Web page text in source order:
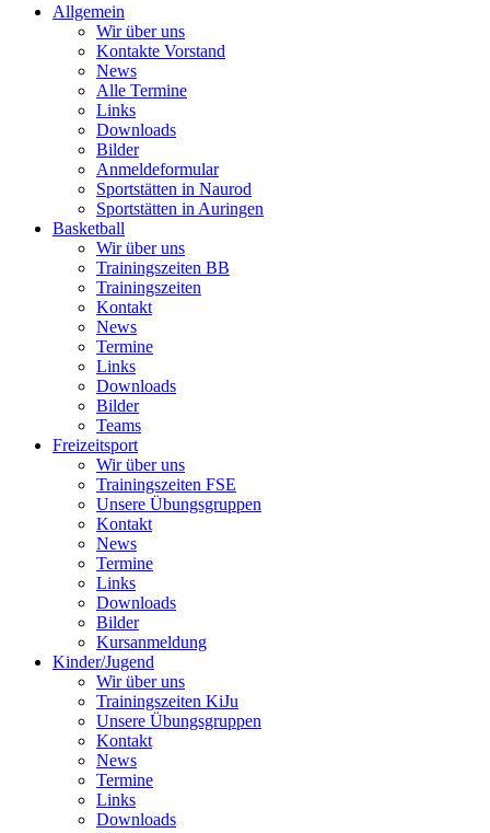
Allgemein
Wir über uns
Kontakte Vorstand
News
Alle Termine
Links
Downloads
Bilder
Anmeldeformular
Sportstätten in Naurod
Sportstätten in Auringen
Basketball
Wir über uns
Trainingszeiten BB
Trainingszeiten
Kontakt
News
Termine
Links
Downloads
Bilder
Teams
Freizeitsport
Wir über uns
Trainingszeiten FSE
Unsere Übungsgruppen
Kontakt
News
Termine
Links
Downloads
Bilder
Kursanmeldung
Kinder/Jugend
Wir über uns
Trainingszeiten KiJu
Unsere Übungsgruppen
Kontakt
News
Termine
Links
Downloads